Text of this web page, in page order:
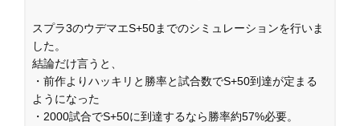
スプラ3のウデマエS+50までのシミュレーションを行いま
した。
結論だけ言うと、
・前作よりハッキリと勝率と試合数でS+50到達が定まる
ようになった
・2000試合でS+50に到達するなら勝率約57%必要。